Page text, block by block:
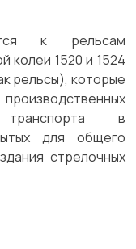
к рельсам
колеи 1520 и 1524
рельсы), которые
транспорта в
для общего
стрелочных